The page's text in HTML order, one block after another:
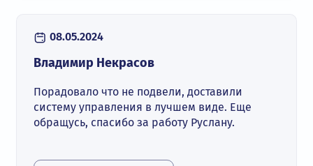
08.05.2024
Владимир Некрасов
Порадовало что не подвели, доставили
систему управления в лучшем виде. Еще
обращусь, спасибо за работу Руслану.